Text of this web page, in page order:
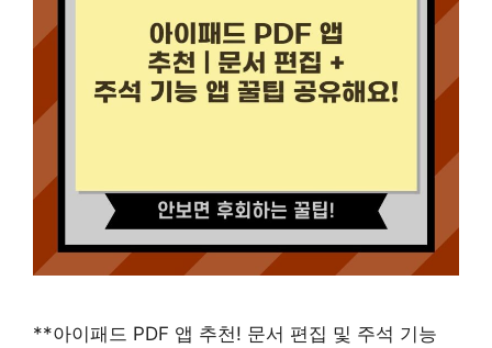
**아이패드 PDF 앱 추천! 문서 편집 및 주석 기능